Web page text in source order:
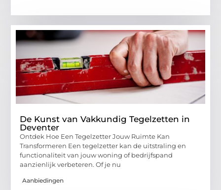
De Kunst van Vakkundig Tegelzetten in
Deventer
Ontdek Hoe Een Tegelzetter Jouw Ruimte Kan
Transformeren Een tegelzetter kan de uitstraling en
functionaliteit van jouw woning of bedrijfspand
aanzienlijk verbeteren. Of je nu
Aanbiedingen